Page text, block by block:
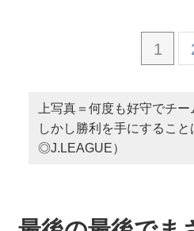
1
上写真＝何度も好守でチ
しかし勝利を手にするこ
◎J.LEAGUE）